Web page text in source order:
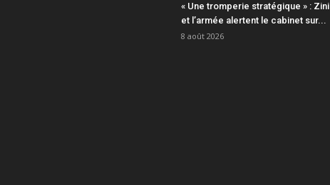
« Une tromperie stratégique » : Zini
et l’armée alertent le cabinet sur...
8 août 2026